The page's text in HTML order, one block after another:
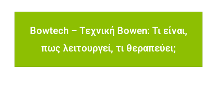
Bowtech – Τεχνική Bowen: Τι είναι,
πως λειτουργεί, τι θεραπεύει;